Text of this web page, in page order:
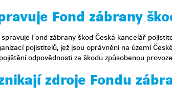
Fond zábrany
spravuje Fond zábrany škod Česká kancelář
pojistitelů, jež jsou oprávněni na území
odpovědnosti za škodu způsobenou
zdroje Fondu